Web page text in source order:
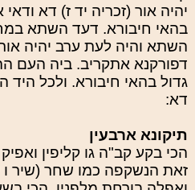
יהיה אור (זכריה יד ז) דא
בהאי חיבורא. דעד השתא
השתא והיה לעת ערב יהיה
דפורקנא אתקריב. ביה העם
גדול בהאי חיבורא. ולכל היד
דא:
תיקונא ארבעין
הכי בקע קב"ה גו קליפין
זאת הנשקפה כמו שחר (שיר ו